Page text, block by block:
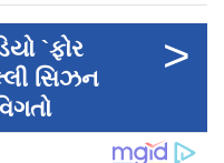
`ફોર
સિઝન
>